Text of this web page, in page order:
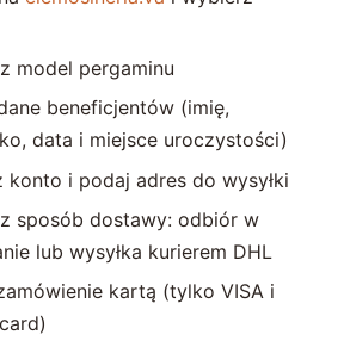
model pergaminu
beneficjentów (imię,
data i miejsce uroczystości)
konto i podaj adres do wysyłki
sposób dostawy: odbiór w
lub wysyłka kurierem DHL
kartą (tylko VISA i